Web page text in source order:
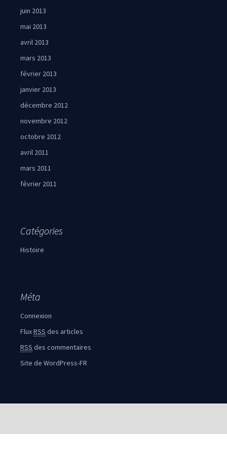
juin 2013
mai 2013
avril 2013
mars 2013
février 2013
janvier 2013
décembre 2012
novembre 2012
octobre 2012
avril 2011
mars 2011
février 2011
Catégories
Histoire
Méta
Connexion
FluxRSS des articles
RSS des commentaires
Site de WordPress-FR